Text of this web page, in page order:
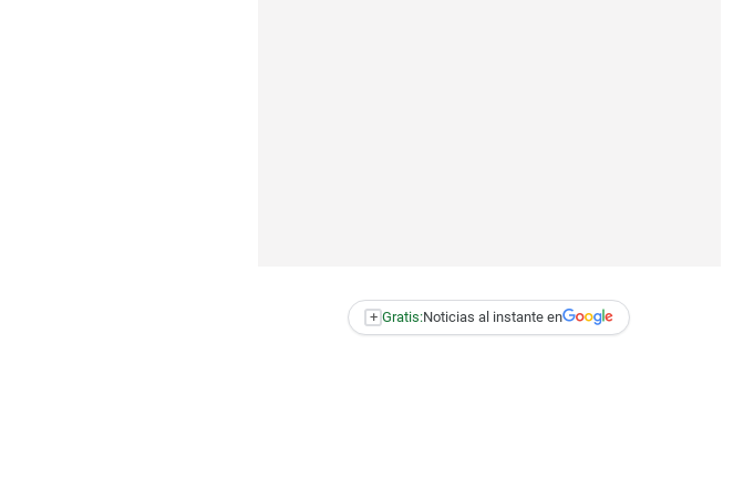
+ Gratis:Noticias al instante en